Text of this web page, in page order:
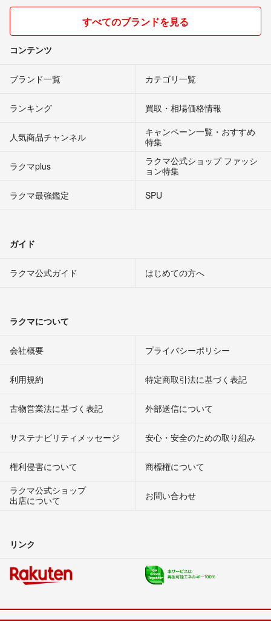
すべてのブランドを見る
コンテンツ
ブランド一覧 カテゴリ一覧
ランキング 買取・相場価格情報
人気商品チャンネル
キャンペーン一覧・おすすめ
特集
ラクマplus
ラクマ公式ショップ ファッシ
ョン特集
ラクマ最強鑑定
SPU
ガイド
ラクマ公式ガイド はじめての方へ
ラクマについて
会社概要 プライバシーポリシー
利用規約 特定商取引法に基づく表記
古物営業法に基づく表記 外部送信について
サステナビリティメッセージ 安心・安全のための取り組み
権利侵害について
商標権について
ラクマ公式ショップ
出店について
お問い合わせ
リンク